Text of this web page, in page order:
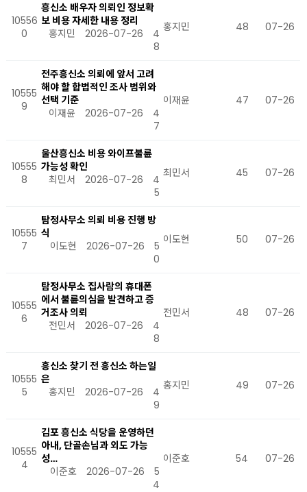
10556
0
흥신소 배우자 의뢰인 정보확
보 비용 자세한 내용 정리
홍지민
2026-07-26
4
8
홍지민 48 07-26
10555
9
전주흥신소 의뢰에 앞서 고려
해야 할 합법적인 조사 범위와
선택 기준
이재윤
2026-07-26
4
7
이재윤 47 07-26
10555
8
울산흥신소 비용 와이프불륜
가능성 확인
최민서
2026-07-26
4
5
최민서 45 07-26
10555
7
탐정사무소 의뢰 비용 진행 방
식
이도현
2026-07-26
5
0
이도현 50 07-26
10555
6
탐정사무소 집사람의 휴대폰
에서 불륜의심을 발견하고 증
거조사 의뢰
전민서
2026-07-26
4
8
전민서 48 07-26
10555
5
흥신소 찾기 전 흥신소 하는일
은
홍지민
2026-07-26
4
9
홍지민 49 07-26
10555
4
김포 흥신소 식당을 운영하던
아내, 단골손님과 외도 가능
성…
이준호
2026-07-26
5
4
이준호 54 07-26